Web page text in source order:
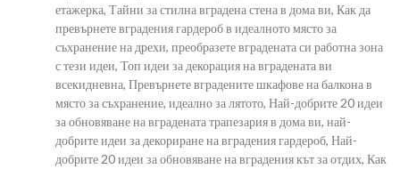
етажерка, Тайни за стилна вградена стена в дома ви, Как да
превърнете вградения гардероб в идеалното място за
съхранение на дрехи, преобразете вградената си работна зона
с тези идеи, Топ идеи за декорация на вградената ви
всекидневна, Превърнете вградените шкафове на балкона в
място за съхранение, идеално за лятото, Най-добрите 20 идеи
за обновяване на вградената трапезария в дома ви, най-
добрите идеи за декориране на вградения гардероб, Най-
добрите 20 идеи за обновяване на вградения кът за отдих, Как